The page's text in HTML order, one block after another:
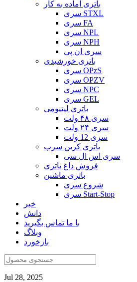
باتری آماده به کار
سری STXL
سری FA
سری NPL
سری NPH
سری ان پی
باتری خورشیدی
سری OPzS
سری OPZV
سری NPC
سری GEL
باتری لیتیومی
سری ۴۸ ولت
سری ۲۴ ولت
سری 12 ولت
باتری کربن سرب
سری اس ال سی
فروش داغ باتری
باتری ماشین
شروع سری
سری Start-Stop
خبر
دانش
با ما تماس بگیرید
وبلاگ
بازخورد
Jul 28, 2025